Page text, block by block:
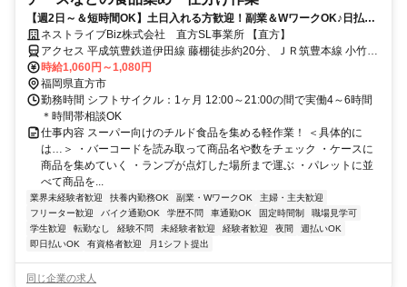
【週2日～＆短時間OK】土日入れる方歓迎！副業＆WワークOK♪日払
い・週払いも可！
ネストライブBiz株式会社 直方SL事業所 【直方】
アクセス 平成筑豊鉄道伊田線 藤棚徒歩約20分、ＪＲ筑豊本線 小竹東
口徒歩約51分、ＪＲ筑豊本線 勝野出入口1徒歩約57分 藤棚駅～車で5
分、小竹駅～車で8分、勝野駅～車で12分 ＊車通勤OK
時給1,060円～1,080円
福岡県直方市
勤務時間 シフトサイクル：1ヶ月 12:00～21:00の間で実働4～6時間
＊時間帯相談OK
仕事内容 スーパー向けのチルド食品を集める軽作業！ ＜具体的に
は…＞ ・バーコードを読み取って商品名や数をチェック ・ケースに
商品を集めていく ・ランプが点灯した場所まで運ぶ ・パレットに並
べて商品を...
業界未経験者歓迎 扶養内勤務OK 副業・WワークOK
主婦・主夫歓迎
フリーター歓迎
バイク通勤OK 学歴不問 車通勤OK 固定時間制
職場見学可
学生歓迎
転勤なし 経験不問 未経験者歓迎 経験者歓迎 夜間
週払いOK
即日払いOK
有資格者歓迎 月1シフト提出
同じ企業の求人